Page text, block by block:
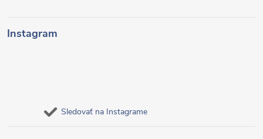
Instagram
Sledovať na Instagrame